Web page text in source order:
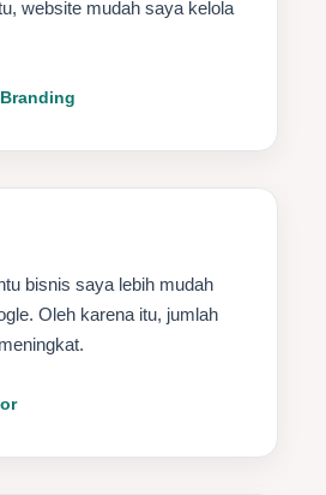
website mudah saya kelola
bisnis saya lebih mudah
Oleh karena itu, jumlah